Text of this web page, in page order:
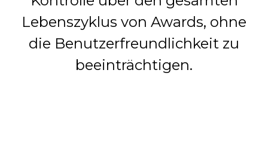
Lebenszyklus von Awards, ohne
die Benutzerfreundlichkeit zu
beeinträchtigen.